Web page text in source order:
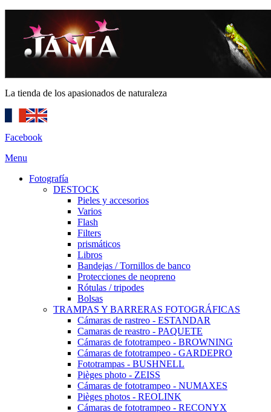
La tienda de los apasionados de naturaleza
Facebook
Menu
Fotografía
DESTOCK
Pieles y accesorios
Varios
Flash
Filters
prismáticos
Libros
Bandejas / Tornillos de banco
Protecciones de neopreno
Rótulas / tripodes
Bolsas
TRAMPAS Y BARRERAS FOTOGRÁFICAS
Cámaras de rastreo - ESTANDAR
Camaras de reastro - PAQUETE
Cámaras de fototrampeo - BROWNING
Cámaras de fototrampeo - GARDEPRO
Fototrampas - BUSHNELL
Pièges photo - ZEISS
Cámaras de fototrampeo - NUMAXES
Pièges photos - REOLINK
Cámaras de fototrampeo - RECONYX